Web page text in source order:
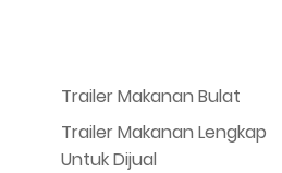
Trailer Makanan Bulat
Trailer Makanan Lengkap
Untuk Dijual